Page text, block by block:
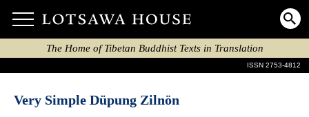
The Home of Tibetan Buddhist Texts in Translation
ISSN 2753-4812
Very Simple Düpung Zilnön